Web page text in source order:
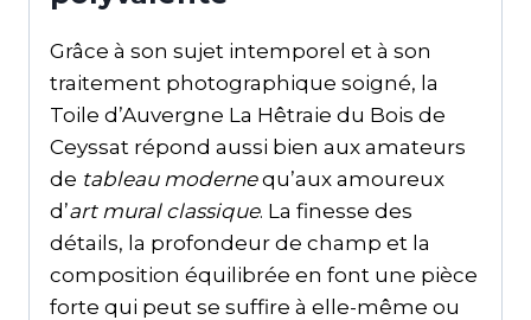
Grâce à son sujet intemporel et à son
traitement photographique soigné, la
Toile d’Auvergne La Hêtraie du Bois de
Ceyssat répond aussi bien aux amateurs
de tableau modernequ’aux amoureux
d’art mural classique. La finesse des
détails, la profondeur de champ et la
composition équilibrée en font une pièce
forte qui peut se suffire à elle-même ou